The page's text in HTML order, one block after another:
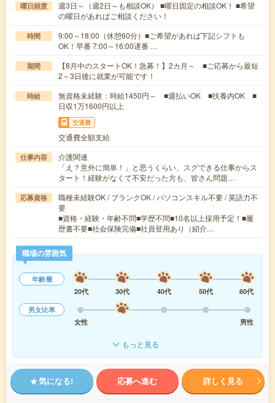
曜日頻度
週3日～（週2日～も相談OK） ■曜日固定の相談OK！ ■希望
の曜日があればご相談ください！
時間
9:00～18:00（休憩60分）■ご希望があれば下記シフトも
OK！早番 7:00～16:00遅番 …
期間
【8月中のスタートOK！急募！】2カ月～ ■ご応募から最短
2～3日後に就業が可能です！
時給
無資格未経験：時給1450円～ ■週払いOK ■扶養内OK ■
日収1万1600円以上
交通費
交通費全額支給
仕事内容
介護関連
「え？意外に簡単！」と思うくらい、スグできる仕事からス
タート！経験がなくて不安だった方も、皆さん問題…
応募資格
職種未経験OK / ブランクOK / パソコンスキル不要 / 英語力不
要
■資格・経験・年齢不問■学歴不問■10名以上採用予定！■履
歴書不要■社会保険完備■社員登用あり（紹介…
職場の雰囲気
年齢層
20代
30代 40代 50代
60代
男女比率
女性
男性
もっと見る
気になる! 応募へ進む 詳しく見る